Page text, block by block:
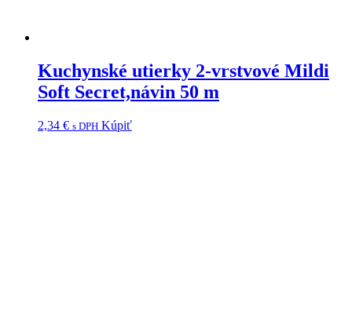
Kuchynské utierky 2-vrstvové Mildi
Soft Secret,návin 50 m
2,34 € s DPH Kúpiť